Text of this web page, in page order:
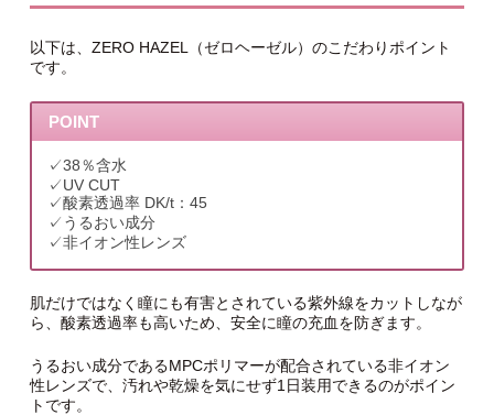
以下は、ZERO HAZEL（ゼロヘーゼル）のこだわりポイント
です。
POINT
✓38％含水
✓UV CUT
✓酸素透過率 DK/t：45
✓うるおい成分
✓非イオン性レンズ
肌だけではなく瞳にも有害とされている紫外線をカットしなが
ら、酸素透過率も高いため、安全に瞳の充血を防ぎます。
うるおい成分であるMPCポリマーが配合されている非イオン
性レンズで、汚れや乾燥を気にせず1日装用できるのがポイン
トです。